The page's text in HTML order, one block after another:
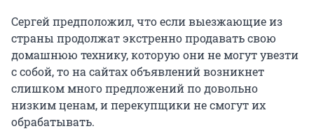
Сергей предположил, что если выезжающие из
страны продолжат экстренно продавать свою
домашнюю технику, которую они не могут увезти
с собой, то на сайтах объявлений возникнет
слишком много предложений по довольно
низким ценам, и перекупщики не смогут их
обрабатывать.